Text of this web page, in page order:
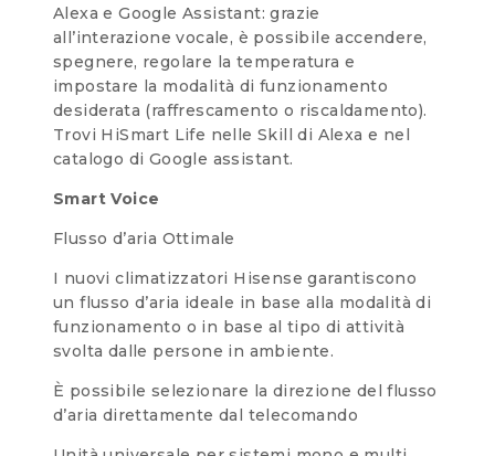
Alexa e Google Assistant: grazie
all’interazione vocale, è possibile accendere,
spegnere, regolare la temperatura e
impostare la modalità di funzionamento
desiderata (raffrescamento o riscaldamento).
Trovi HiSmart Life nelle Skill di Alexa e nel
catalogo di Google assistant.
Smart Voice
Flusso d’aria Ottimale
I nuovi climatizzatori Hisense garantiscono
un flusso d’aria ideale in base alla modalità di
funzionamento o in base al tipo di attività
svolta dalle persone in ambiente.
È possibile selezionare la direzione del flusso
d’aria direttamente dal telecomando